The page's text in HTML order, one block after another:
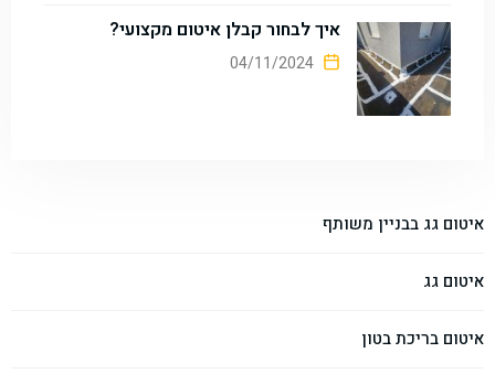
איך לבחור קבלן איטום מקצועי?
איטום גג בבניין משותף
איטום גג
איטום בריכת בטון